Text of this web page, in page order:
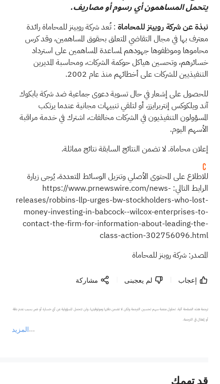
يتحمل المساهمون أي رسوم أو مصاريف.
نبذة عن شركة روبينز للمحاماة: تُعدشركة روبينز للمحاماةرائدة
معترف بها في مجال التقاضي المتعلق بحقوق المساهمين، وقد كرس
محاموها وموظفوها جهودهم لمساعدة المساهمين على استرداد
خسائرهم، وتحسين هياكل حوكمة الشركات، ومحاسبة المديرين
التنفيذيين للشركات على أخطائهم منذ عام 2002.
للحصول على إشعار في حال تسوية دعوى جماعية ضد شركة بابكوك
آند ويلكوكس إنتربرايزز، أو لتلقي تنبيهات مجانية عندما يرتكب
المسؤولون التنفيذيون في الشركات مخالفات، اشترك فيخدمة مراقبة
الأسهم اليوم.
إعلان محاماة. لا تضمن النتائج السابقة نتائج مماثلة.
للاطلاع على المحتوى الأصلي وتنزيل الوسائط المتعددة، يُرجى زيارة
الرابط التالي: https://www.prnewswire.com/news-
releases/robbins-llp-urges-bw-stockholders-who-lost-
money-investing-in-babcock--wilcox-enterprises-to-
contact-the-firm-for-information-about-leading-the-
class-action-302756096.html
المصدر: شركة روبنز للمحاماة
إعجاب لم يعجبنى مشاركة
المزيد
ترجمة هذه الصفحة آلية. تحاول منصة سهم تحسين الترجمة ولكن لا تضمن دقتها وموثوقيتها، ولن تتحمل المسؤولية عن أي خسارة أو ضرر بسبب عدم دقة
أو إغفال في الترجمة.
عند الضرورة، يرجى استشارة مستشار استثمار محترف. لا تقدم منصة سهم أي مشورة استثمارية، ولا تقدم أي التزامات أو ضمانات.
قد تهمك